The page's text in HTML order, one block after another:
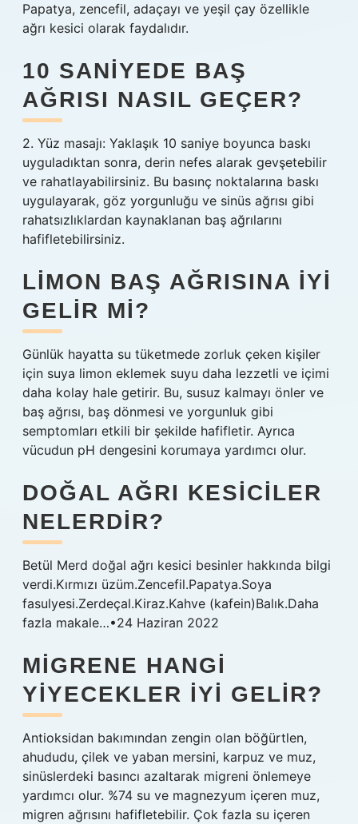
Papatya, zencefil, adaçayı ve yeşil çay özellikle
ağrı kesici olarak faydalıdır.
10 SANIYEDE BAŞ
AĞRISI NASIL GEÇER?
2. Yüz masajı: Yaklaşık 10 saniye boyunca baskı
uyguladıktan sonra, derin nefes alarak gevşetebilir
ve rahatlayabilirsiniz. Bu basınç noktalarına baskı
uygulayarak, göz yorgunluğu ve sinüs ağrısı gibi
rahatsızlıklardan kaynaklanan baş ağrılarını
hafifletebilirsiniz.
LIMON BAŞ AĞRISINA IYI
GELIR MI?
Günlük hayatta su tüketmede zorluk çeken kişiler
için suya limon eklemek suyu daha lezzetli ve içimi
daha kolay hale getirir. Bu, susuz kalmayı önler ve
baş ağrısı, baş dönmesi ve yorgunluk gibi
semptomları etkili bir şekilde hafifletir. Ayrıca
vücudun pH dengesini korumaya yardımcı olur.
DOĞAL AĞRI KESICILER
NELERDIR?
Betül Merd doğal ağrı kesici besinler hakkında bilgi
verdi.Kırmızı üzüm.Zencefil.Papatya.Soya
fasulyesi.Zerdeçal.Kiraz.Kahve (kafein)Balık.Daha
fazla makale…•24 Haziran 2022
MIGRENE HANGI
YIYECEKLER IYI GELIR?
Antioksidan bakımından zengin olan böğürtlen,
ahududu, çilek ve yaban mersini, karpuz ve muz,
sinüslerdeki basıncı azaltarak migreni önlemeye
yardımcı olur. %74 su ve magnezyum içeren muz,
migren ağrısını hafifletebilir. Çok fazla su içeren